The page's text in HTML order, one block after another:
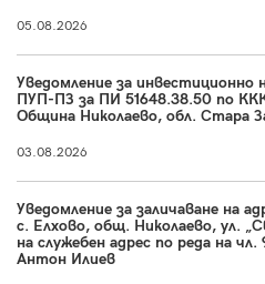
05.08.2026
Уведомление за инвестиционно
ПУП-ПЗ за ПИ 51648.38.50 по
Община Николаево, обл. Стара
03.08.2026
Уведомление за заличаване на
с. Елхово, общ. Николаево, ул.
на служебен адрес по реда на
Антон Илиев